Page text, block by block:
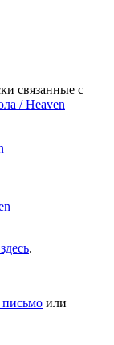
связанные с
/ Heaven
.
или